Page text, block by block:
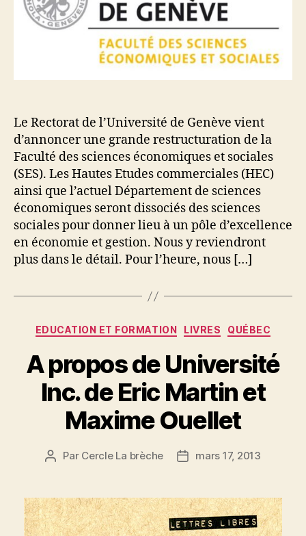
Le Rectorat de l’Université de Genève vient
d’annoncer une grande restructuration de la
Faculté des sciences économiques et sociales
(SES). Les Hautes Etudes commerciales (HEC)
ainsi que l’actuel Département de sciences
économiques seront dissociés des sciences
sociales pour donner lieu à un pôle d’excellence
en économie et gestion. Nous y reviendront
plus dans le détail. Pour l’heure, nous […]
Catégories
EDUCATION ET FORMATION LIVRES QUÉBEC
A propos de Université
Inc. de Eric Martin et
Maxime Ouellet
Auteur
Par Cercle La brèche
Datemars 17, 2013